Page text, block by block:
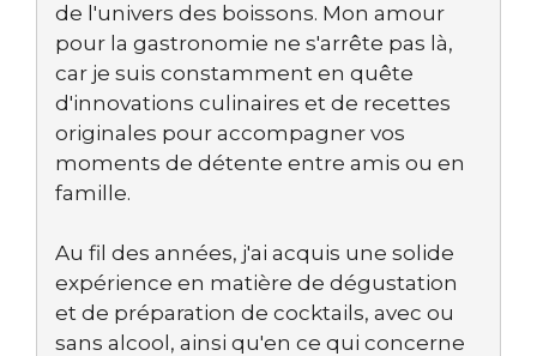
de l'univers des boissons. Mon amour
pour la gastronomie ne s'arrête pas là,
car je suis constamment en quête
d'innovations culinaires et de recettes
originales pour accompagner vos
moments de détente entre amis ou en
famille.
Au fil des années, j'ai acquis une solide
expérience en matière de dégustation
et de préparation de cocktails, avec ou
sans alcool, ainsi qu'en ce qui concerne